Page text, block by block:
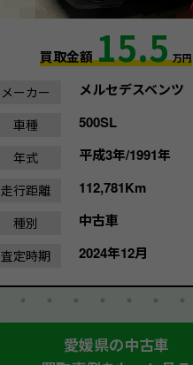
買取金額15.5 万円
メーカー メルセデスベンツ
車種 500SL
年式 平成3年/1991年
走行距離 112,781Km
種別 中古車
査定時期 2024年12月
愛媛県の中古車